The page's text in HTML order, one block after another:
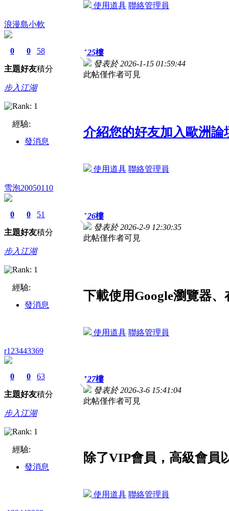
使用道具 聯絡管理員
浪漫島小軟
0
主題
0
好友
58
積分
步入江湖
經驗:
發消息
125樓
發表於 2026-1-15 01:59:44
此帖僅作者可見
介紹您的好友加入歐洲論
使用道具 聯絡管理員
雪泡20050110
0
主題
0
好友
51
積分
步入江湖
經驗:
發消息
126樓
發表於 2026-2-9 12:30:35
此帖僅作者可見
下載使用Google瀏覽器
使用道具 聯絡管理員
r123443369
0
主題
0
好友
63
積分
步入江湖
經驗:
發消息
127樓
發表於 2026-3-6 15:41:04
此帖僅作者可見
除了VIP會員，高級會員
使用道具 聯絡管理員